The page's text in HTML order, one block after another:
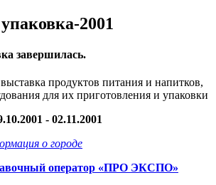
2001
завершилась.
продуктов питания и напитков,
для их приготовления и упаковки
- 02.11.2001
о городе
оператор «ПРО ЭКСПО»